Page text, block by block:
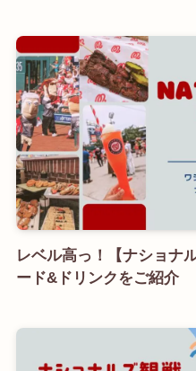
レベル高っ！【ナショナ
ード&ドリンクをご紹介